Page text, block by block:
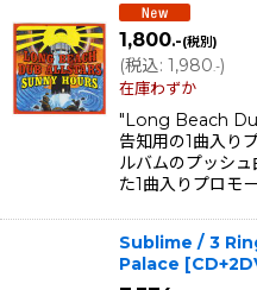
1,800.-(税別)
(税込: 1,980.-)
在庫わずか
"Long Beach
告知用の1曲入
ルバムのプッシ
た1曲入りプロモ
Sublime / 3
Palace